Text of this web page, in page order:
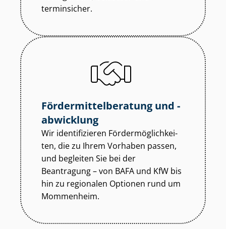
terminsicher.
För­der­mit­tel­be­ra­tung und -
abwicklung
Wir identifizieren För­der­mög­lich­kei­
ten, die zu Ihrem Vorhaben passen,
und begleiten Sie bei der
Beantragung – von BAFA und KfW bis
hin zu regionalen Optionen rund um
Mommenheim.